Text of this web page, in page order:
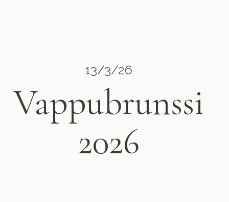
13/3/26
Vappubrunssi
2026